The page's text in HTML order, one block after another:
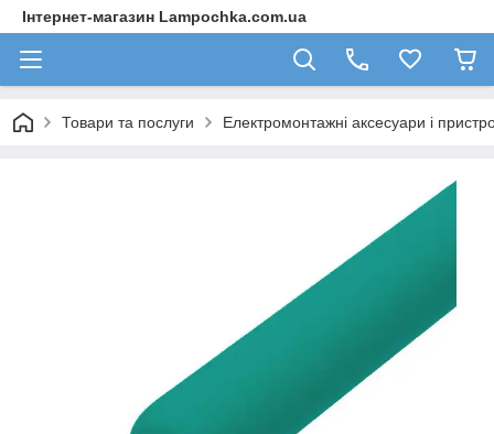
Інтернет-магазин Lampochka.com.ua
Товари та послуги Електромонтажні аксесуари і